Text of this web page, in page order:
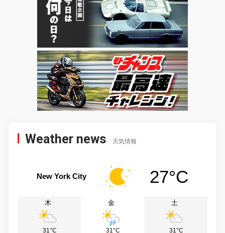
Weather news 天気情報
New York City 27°C
木
31°C
金
31°C
土
31°C